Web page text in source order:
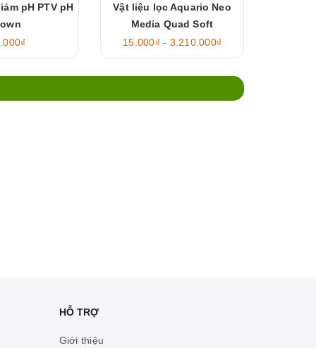
pH PTV pH
Vật liệu lọc Aquario Neo
Media Quad Soft
15.000₫ - 3.210.000₫
HỖ TRỢ
Giới thiệu